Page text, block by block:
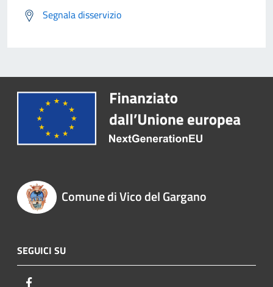
Segnala disservizio
Comune di Vico del Gargano
SEGUICI SU